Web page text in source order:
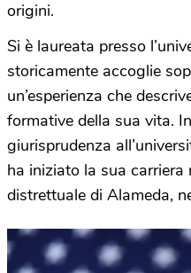
origini.
Si è laureata presso
storicamente accoglie
un’esperienza che
formative della sua vita.
giurisprudenza
ha iniziato la sua carriera
distrettuale di Alameda,